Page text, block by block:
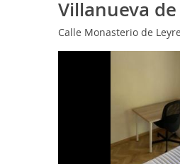
Villanueva de
Calle Monasterio de